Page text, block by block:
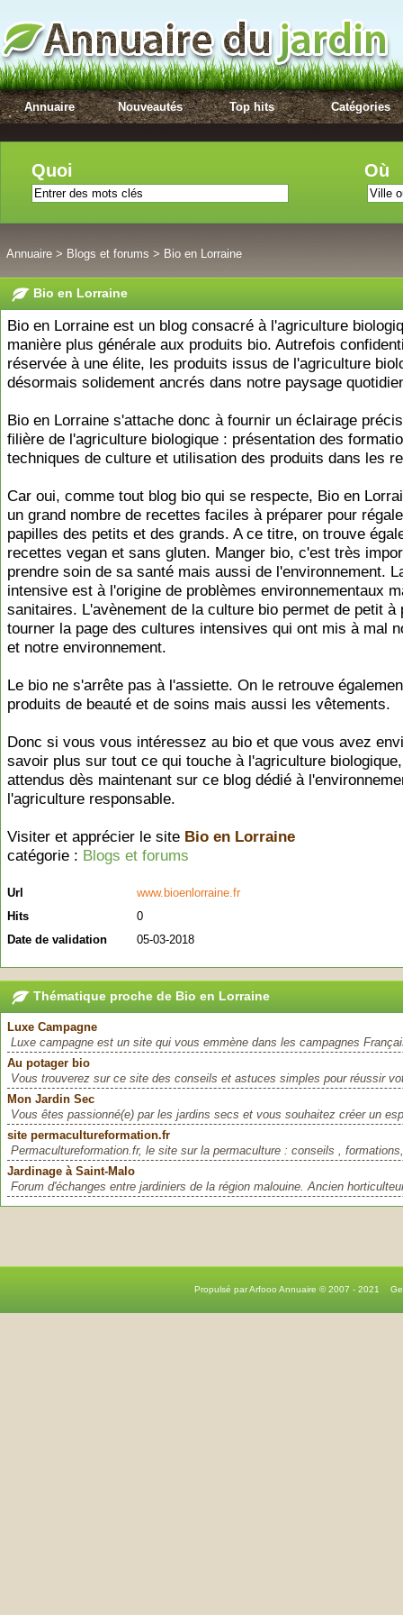
Annuaire Nouveautés Top hits Catégories
Quoi Où
Annuaire > Blogs et forums > Bio en Lorraine
Bio en Lorraine
Bio en Lorraine est un blog consacré à l'agriculture
manière plus générale aux produits bio. Autrefois
réservée à une élite, les produits issus de l'agriculture
désormais solidement ancrés dans notre paysage
Bio en Lorraine s'attache donc à fournir un éclairage
filière de l'agriculture biologique : présentation des
techniques de culture et utilisation des produits dans les
Car oui, comme tout blog bio qui se respecte, Bio en
un grand nombre de recettes faciles à préparer pour
papilles des petits et des grands. A ce titre, on trouve
recettes vegan et sans gluten. Manger bio, c'est très
prendre soin de sa santé mais aussi de l'environnement.
intensive est à l'origine de problèmes environnementaux
sanitaires. L'avènement de la culture bio permet de petit à
tourner la page des cultures intensives qui ont mis à mal
et notre environnement.
Le bio ne s'arrête pas à l'assiette. On le retrouve
produits de beauté et de soins mais aussi les vêtements.
Donc si vous vous intéressez au bio et que vous avez
savoir plus sur tout ce qui touche à l'agriculture
attendus dès maintenant sur ce blog dédié à
l'agriculture responsable.
Visiter et apprécier le site Bio en Lorraine
catégorie : Blogs et forums
Url
www.bioenlorraine.fr
Hits
0
Date de validation
05-03-2018
Thématique proche de Bio en Lorraine
Luxe Campagne
Luxe campagne est un site qui vous emmène dans les campagnes
Au potager bio
Vous trouverez sur ce site des conseils et astuces simples pour réussir
Mon Jardin Sec
Vous êtes passionné(e) par les jardins secs et vous souhaitez créer un
site permacultureformation.fr
Permacultureformation.fr, le site sur la permaculture : conseils ,
Jardinage à Saint-Malo
Forum d'échanges entre jardiniers de la région malouine. Ancien
Propulsé par Arfooo Annuaire © 2007 - 2021